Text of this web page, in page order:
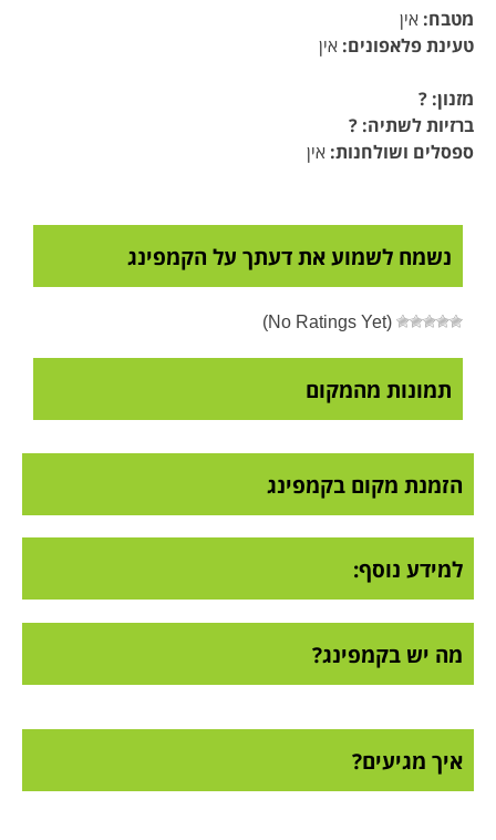
מטבח: אין
טעינת פלאפונים: אין
מזנון: ?
ברזיות לשתיה: ?
ספסלים ושולחנות: אין
נשמח לשמוע את דעתך על הקמפינג
(No Ratings Yet)
תמונות מהמקום
הזמנת מקום בקמפינג
למידע נוסף:
מה יש בקמפינג?
איך מגיעים?